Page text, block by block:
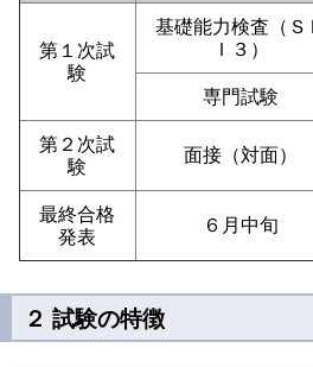
第１次試
験
基礎能力検査（Ｓ
Ｉ３）
専門試験
第２次試
験
面接（対面）
最終合格
発表
６月中旬
２ 試験の特徴